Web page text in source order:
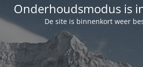
Onderhoudsmodus is
De site is binnenkort weer